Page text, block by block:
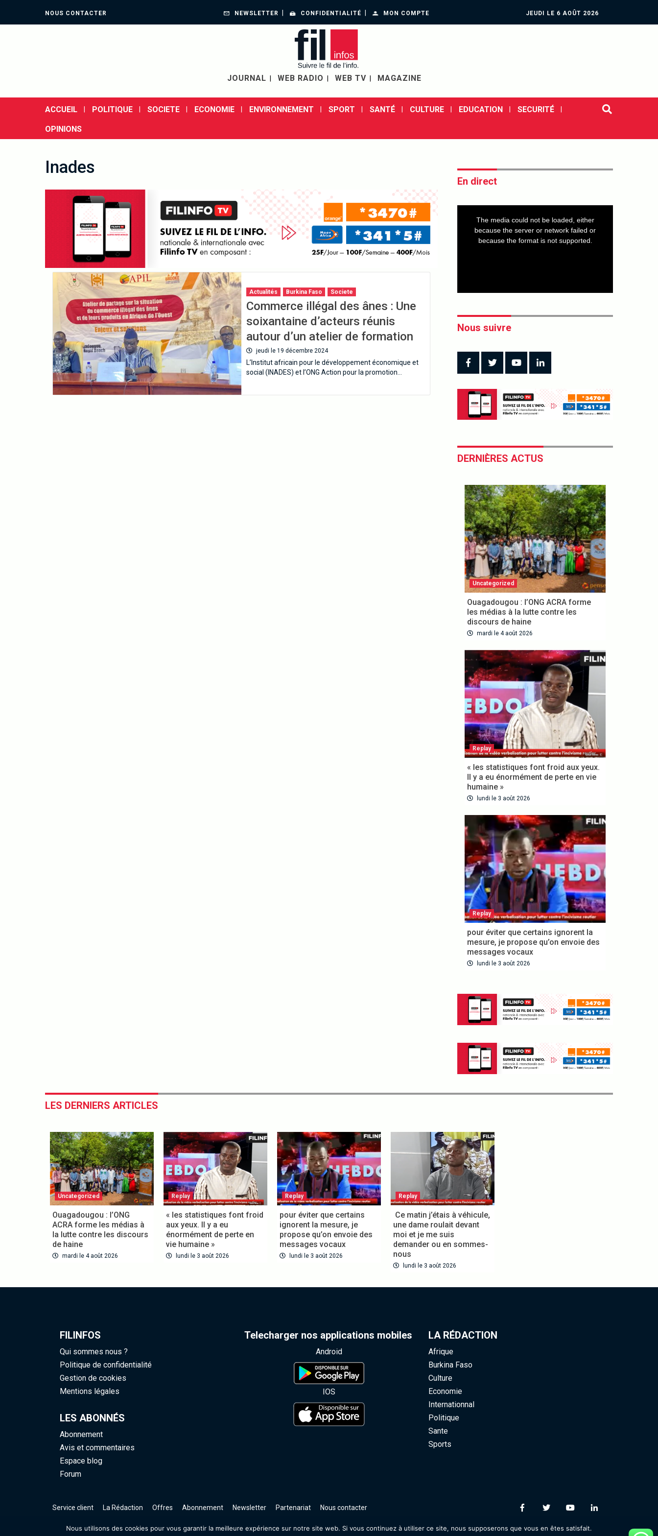
NOUS CONTACTER NEWSLETTER CONFIDENTIALITÉ MON COMPTE JEUDI LE 6 AOÛT 2026
JOURNAL WEB RADIO WEB TV MAGAZINE
ACCUEIL POLITIQUE SOCIETE ECONOMIE ENVIRONNEMENT SPORT SANTÉ CULTURE EDUCATION SECURITÉ
OPINIONS
Inades
Actualités Burkina Faso Societe
Commerce illégal des ânes : Une
soixantaine d’acteurs réunis
autour d’un atelier de formation
jeudi le 19 décembre 2024
L’Institut africain pour le développement économique et
social (INADES) et l’ONG Action pour la promotion…
En direct
The media could not be loaded, either
because the server or network failed or
because the format is not supported.
Nous suivre
DERNIÈRES ACTUS
Uncategorized
Ouagadougou : l’ONG ACRA forme
les médias à la lutte contre les
discours de haine
mardi le 4 août 2026
Replay
« les statistiques font froid aux yeux.
Il y a eu énormément de perte en vie
humaine »
lundi le 3 août 2026
Replay
pour éviter que certains ignorent la
mesure, je propose qu’on envoie des
messages vocaux
lundi le 3 août 2026
LES DERNIERS ARTICLES
Uncategorized
Ouagadougou : l’ONG
ACRA forme les médias à
la lutte contre les discours
de haine
mardi le 4 août 2026
Replay
« les statistiques font froid
aux yeux. Il y a eu
énormément de perte en
vie humaine »
lundi le 3 août 2026
Replay
pour éviter que certains
ignorent la mesure, je
propose qu’on envoie des
messages vocaux
lundi le 3 août 2026
Replay
Ce matin j’étais à véhicule,
une dame roulait devant
moi et je me suis
demander ou en sommes-
nous
lundi le 3 août 2026
FILINFOS
Qui sommes nous ?
Politique de confidentialité
Gestion de cookies
Mentions légales
LES ABONNÉS
Abonnement
Avis et commentaires
Espace blog
Forum
Telecharger nos applications mobiles
Android
IOS
LA RÉDACTION
Afrique
Burkina Faso
Culture
Economie
Internationnal
Politique
Sante
Sports
Service client La Rédaction Offres Abonnement Newsletter Partenariat Nous contacter
VOUS ABONNER
Nous utilisons des cookies pour vous garantir la meilleure expérience sur notre site web. Si vous continuez à utiliser ce site, nous supposerons que vous en êtes satisfait.